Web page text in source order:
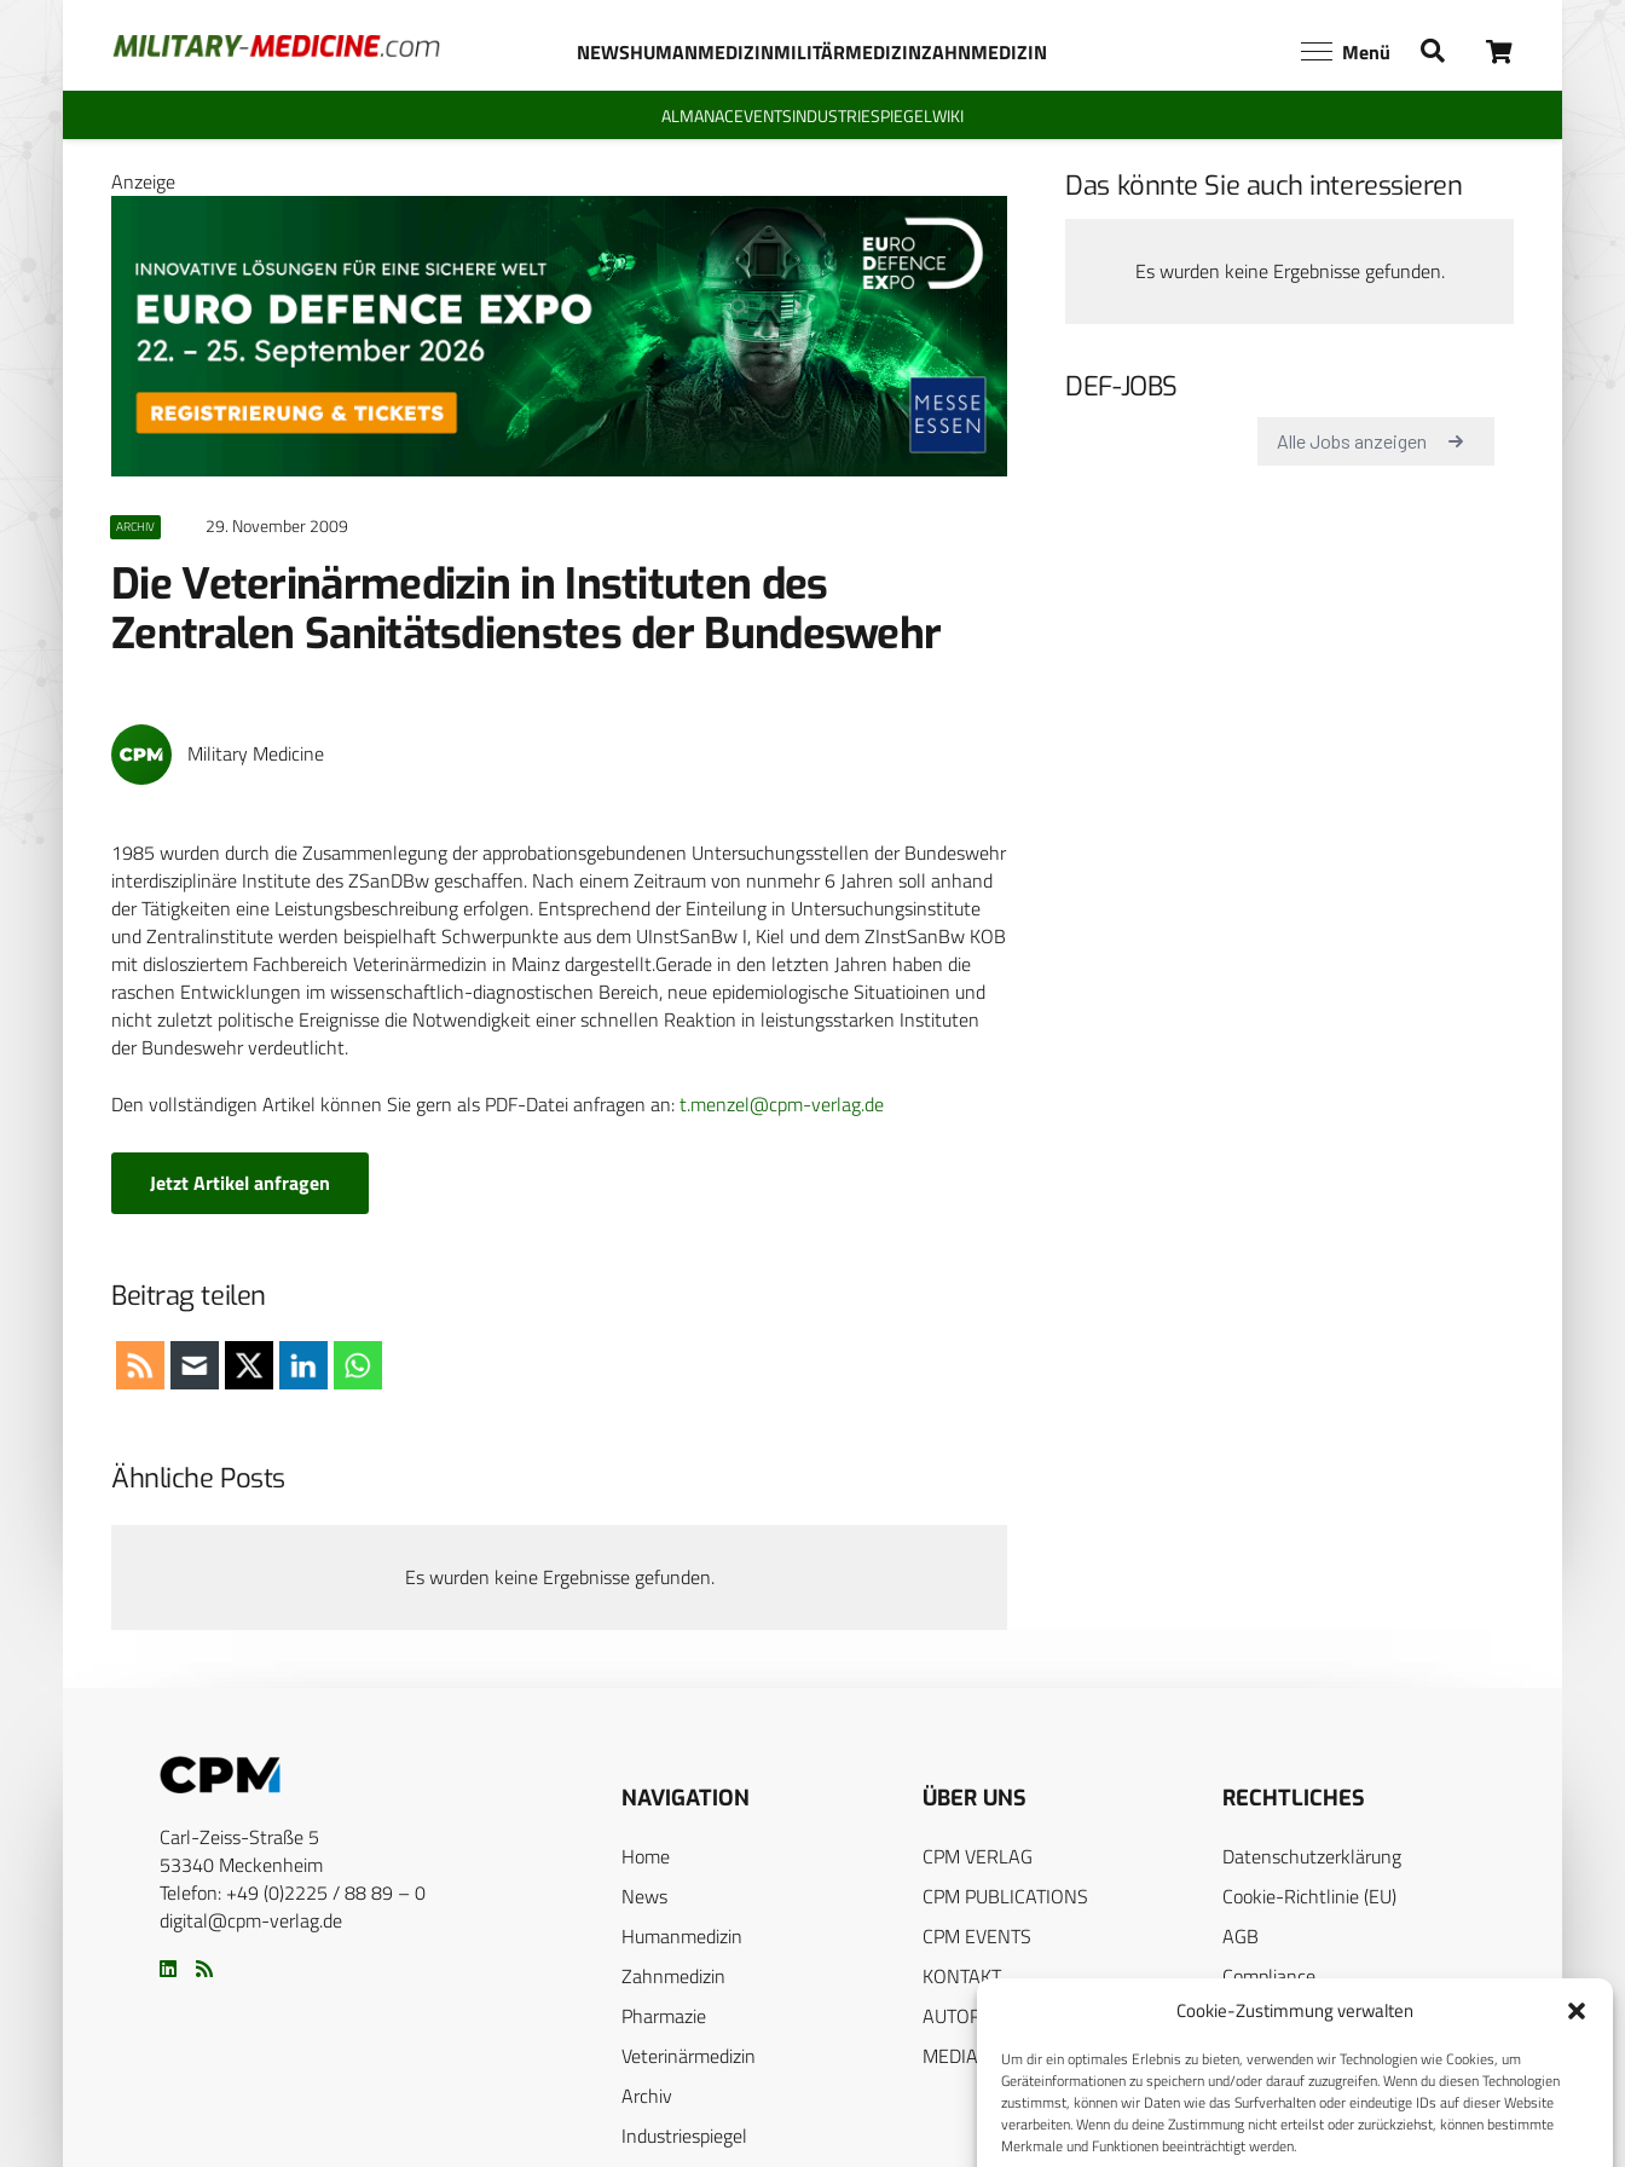
Cookie-Zustimmung verwalten
Um dir ein optimales Erlebnis zu bieten, verwenden wir Technologien wie Cookies, um
Geräteinformationen zu speichern und/oder darauf zuzugreifen. Wenn du diesen Technologien
zustimmst, können wir Daten wie das Surfverhalten oder eindeutige IDs auf dieser Website
verarbeiten. Wenn du deine Zustimmung nicht erteilst oder zurückziehst, können bestimmte
Merkmale und Funktionen beeinträchtigt werden.
NEWSHUMANMEDIZINMILITÄRMEDIZINZAHNMEDIZIN Menü
ALMANACEVENTSINDUSTRIESPIEGELWIKI
Anzeige
ARCHIV 29. November 2009
Die Veterinärmedizin in Instituten des
Zentralen Sanitätsdienstes der Bundeswehr
Military Medicine
1985 wurden durch die Zusammenlegung der approbationsgebundenen Untersuchungsstellen der Bundeswehr
interdisziplinäre Institute des ZSanDBw geschaffen. Nach einem Zeitraum von nunmehr 6 Jahren soll anhand
der Tätigkeiten eine Leistungsbeschreibung erfolgen. Entsprechend der Einteilung in Untersuchungsinstitute
und Zentralinstitute werden beispielhaft Schwerpunkte aus dem UInstSanBw I, Kiel und dem ZInstSanBw KOB
mit dislosziertem Fachbereich Veterinärmedizin in Mainz dargestellt.Gerade in den letzten Jahren haben die
raschen Entwicklungen im wissenschaftlich-diagnostischen Bereich, neue epidemiologische Situatioinen und
nicht zuletzt politische Ereignisse die Notwendigkeit einer schnellen Reaktion in leistungsstarken Instituten
der Bundeswehr verdeutlicht.
Den vollständigen Artikel können Sie gern als PDF-Datei anfragen an:t.menzel@cpm-verlag.de
Jetzt Artikel anfragen
Beitrag teilen
Das könnte Sie auch interessieren
Es wurden keine Ergebnisse gefunden.
DEF-JOBS
Ähnliche Posts
Es wurden keine Ergebnisse gefunden.
Carl-Zeiss-Straße 5
53340 Meckenheim
Telefon: +49 (0)2225 / 88 89 – 0
digital@cpm-verlag.de
NAVIGATION
Home
News
Humanmedizin
Zahnmedizin
Pharmazie
Veterinärmedizin
Archiv
Industriespiegel
ÜBER UNS
CPM VERLAG
CPM PUBLICATIONS
CPM EVENTS
KONTAKT
AUTORENHINWEISE
MEDIADATEN
RECHTLICHES
Datenschutzerklärung
Cookie-Richtlinie (EU)
AGB
Compliance
Impressum